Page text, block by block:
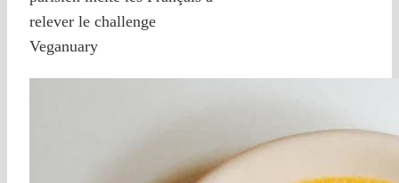
relever le challenge
Veganuary